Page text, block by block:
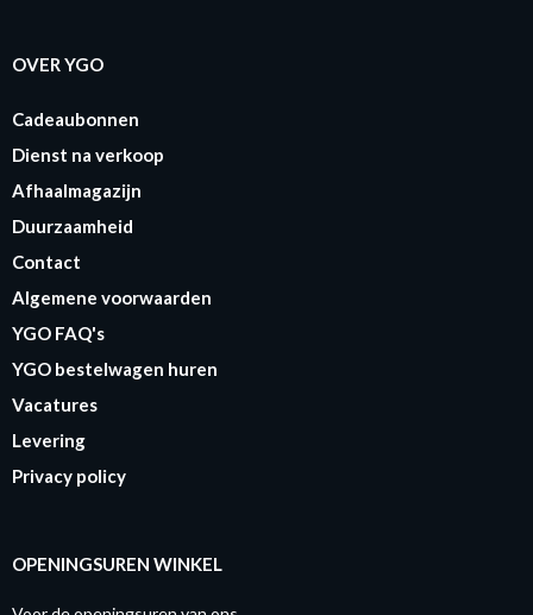
OVER YGO
Cadeaubonnen
Dienst na verkoop
Afhaalmagazijn
Duurzaamheid
Contact
Algemene voorwaarden
YGO FAQ's
YGO bestelwagen huren
Vacatures
Levering
Privacy policy
OPENINGSUREN WINKEL